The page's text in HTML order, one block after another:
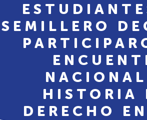
SEMILLERO
HISTORIA
DERECHO